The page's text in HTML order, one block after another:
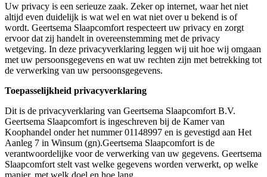
Uw privacy is een serieuze zaak. Zeker op internet, waar het niet
altijd even duidelijk is wat wel en wat niet over u bekend is of
wordt. Geertsema Slaapcomfort respecteert uw privacy en zorgt
ervoor dat zij handelt in overeenstemming met de privacy
wetgeving. In deze privacyverklaring leggen wij uit hoe wij omgaan
met uw persoonsgegevens en wat uw rechten zijn met betrekking tot
de verwerking van uw persoonsgegevens.
Toepasselijkheid privacyverklaring
Dit is de privacyverklaring van Geertsema Slaapcomfort B.V.
Geertsema Slaapcomfort is ingeschreven bij de Kamer van
Koophandel onder het nummer 01148997 en is gevestigd aan Het
Aanleg 7 in Winsum (gn).Geertsema Slaapcomfort is de
verantwoordelijke voor de verwerking van uw gegevens. Geertsema
Slaapcomfort stelt vast welke gegevens worden verwerkt, op welke
manier, met welk doel en hoe lang.